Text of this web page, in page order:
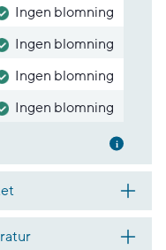
Ingen blomning
Ingen blomning
Ingen blomning
Ingen blomning
Mer